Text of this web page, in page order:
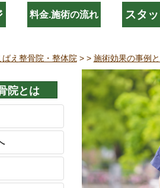
料金.施術の流れ スタ
え整骨院・整体院 > > 施術効果の事例
院とは